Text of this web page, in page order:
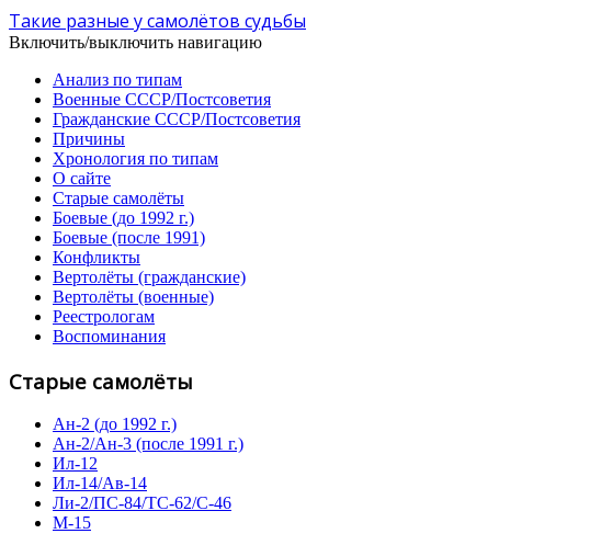
Такие разные у самолётов судьбы
Включить/выключить навигацию
Анализ по типам
Военные СССР/Постсоветия
Гражданские СССР/Постсоветия
Причины
Хронология по типам
О сайте
Старые самолёты
Боевые (до 1992 г.)
Боевые (после 1991)
Конфликты
Вертолёты (гражданские)
Вертолёты (военные)
Реестрологам
Воспоминания
Старые самолёты
Ан-2 (до 1992 г.)
Ан-2/Ан-3 (после 1991 г.)
Ил-12
Ил-14/Ав-14
Ли-2/ПС-84/ТС-62/С-46
М-15